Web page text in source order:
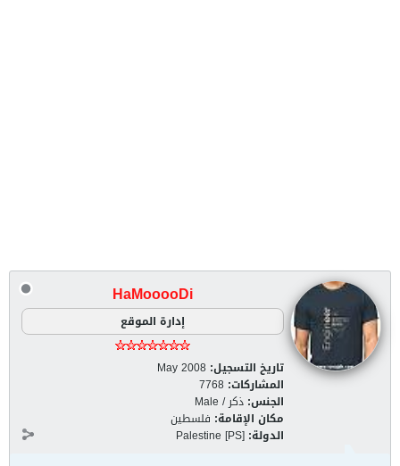
HaMooooDi
إدارة الموقع
تاريخ التسجيل: May 2008
المشاركات: 7768
الجنس: ذكر / Male
مكان الإقامة: فلسطين
الدولة: Palestine [PS]